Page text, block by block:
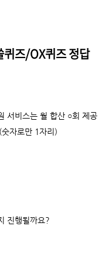
즈/OX퀴즈 정답
서비스는 월 합산 ○회 제공
자로만 1자리)
진행될까요?